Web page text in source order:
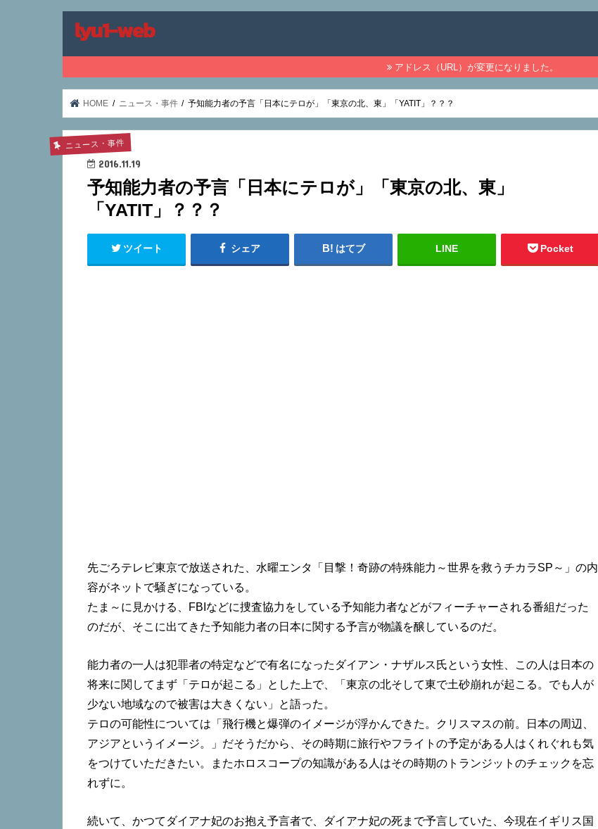
アドレス（URL）が変更になりました。
HOME ニュース・事件 予知能力者の予言「日本にテロが」「東京の北、東」「YATIT」？？？
ニュース・事件
2016.11.19
予知能力者の予言「日本にテロが」「東京の北、東」
「YATIT」？？？
ツイート シェア はてブ LINE Pocket
先ごろテレビ東京で放送された、水曜エンタ「目撃！奇跡の特殊能力～世界を救うチカラSP～」の内
容がネットで騒ぎになっている。
たま～に見かける、FBIなどに捜査協力をしている予知能力者などがフィーチャーされる番組だった
のだが、そこに出てきた予知能力者の日本に関する予言が物議を醸しているのだ。
能力者の一人は犯罪者の特定などで有名になったダイアン・ナザルス氏という女性、この人は日本の
将来に関してまず「テロが起こる」とした上で、「東京の北そして東で土砂崩れが起こる。でも人が
少ない地域なので被害は大きくない」と語った。
テロの可能性については「飛行機と爆弾のイメージが浮かんできた。クリスマスの前。日本の周辺、
アジアというイメージ。」だそうだから、その時期に旅行やフライトの予定がある人はくれぐれも気
をつけていただきたい。またホロスコープの知識がある人はその時期のトランジットのチェックを忘
れずに。
続いて、かつてダイアナ妃のお抱え予言者で、ダイアナ妃の死まで予言していた、今現在イギリス国